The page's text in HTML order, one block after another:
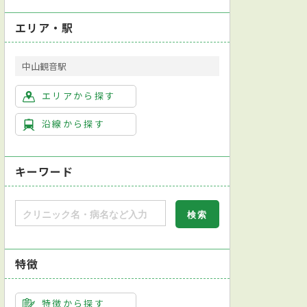
エリア・駅
中山観音駅
エリアから探す
沿線から探す
キーワード
特徴
特徴から探す